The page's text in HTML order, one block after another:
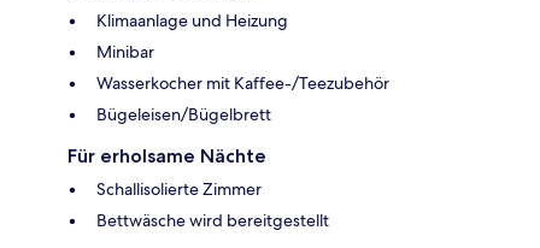
Klimaanlage und Heizung
Minibar
Wasserkocher mit Kaffee-/Teezubehör
Bügeleisen/Bügelbrett
Für erholsame Nächte
Schallisolierte Zimmer
Bettwäsche wird bereitgestellt